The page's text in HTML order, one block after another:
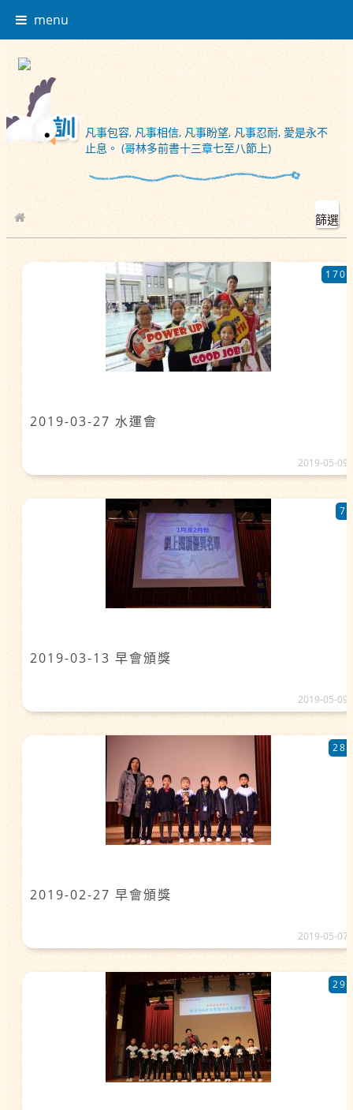
menu
凡事包容, 凡事相信, 凡事盼望, 凡事忍耐, 愛是永不
止息。 (哥林多前書十三章七至八節上)
校園相簿
篩選
2019-03-27 水運會
170
2019-05-09
2019-03-13 早會頒獎
7
2019-05-09
2019-02-27 早會頒獎
28
2019-05-07
29